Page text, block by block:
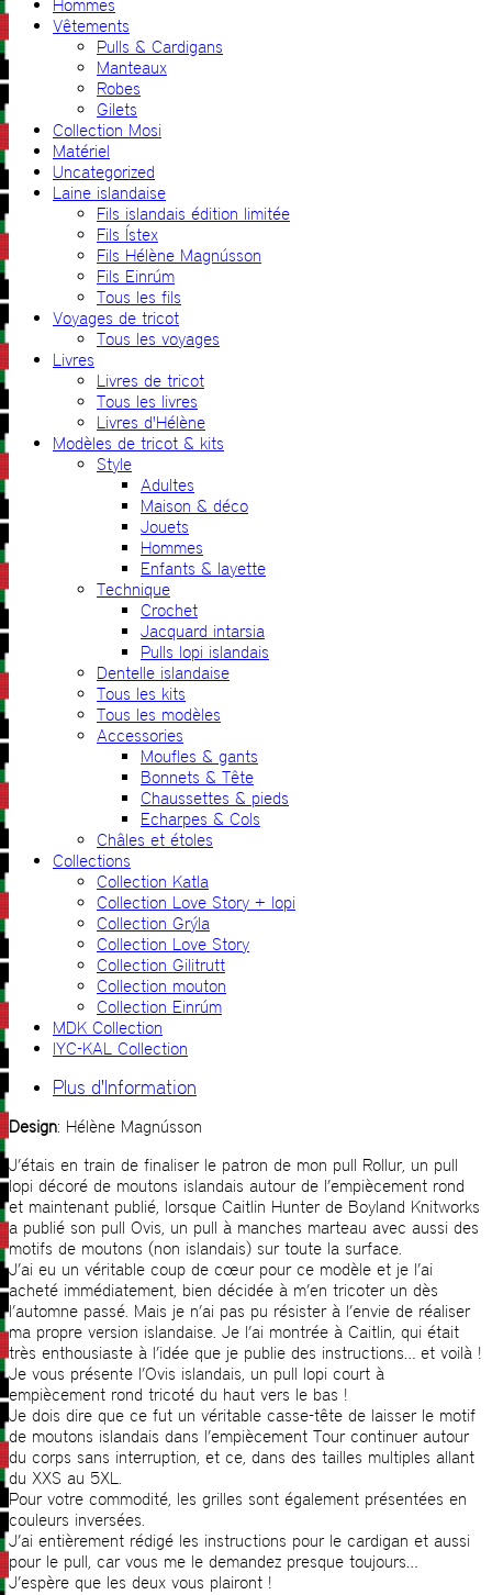
Hommes
Vêtements
Pulls & Cardigans
Manteaux
Robes
Gilets
Collection Mosi
Matériel
Uncategorized
Laine islandaise
Fils islandais édition limitée
Fils Ístex
Fils Hélène Magnússon
Fils Einrúm
Tous les fils
Voyages de tricot
Tous les voyages
Livres
Livres de tricot
Tous les livres
Livres d'Hélène
Modèles de tricot & kits
Style
Adultes
Maison & déco
Jouets
Hommes
Enfants & layette
Technique
Crochet
Jacquard intarsia
Pulls lopi islandais
Dentelle islandaise
Tous les kits
Tous les modèles
Accessories
Moufles & gants
Bonnets & Tête
Chaussettes & pieds
Echarpes & Cols
Châles et étoles
Collections
Collection Katla
Collection Love Story + lopi
Collection Grýla
Collection Love Story
Collection Gilitrutt
Collection mouton
Collection Einrúm
MDK Collection
IYC-KAL Collection
Plus d'Information
Design: Hélène Magnússon
J’étais en train de finaliser le patron de mon pull Rollur, un pull
lopi décoré de moutons islandais autour de l’empiècement rond
et maintenant publié, lorsque Caitlin Hunter de Boyland Knitworks
a publié son pull Ovis, un pull à manches marteau avec aussi des
motifs de moutons (non islandais) sur toute la surface.
J’ai eu un véritable coup de cœur pour ce modèle et je l’ai
acheté immédiatement, bien décidée à m’en tricoter un dès
l’automne passé. Mais je n’ai pas pu résister à l’envie de réaliser
ma propre version islandaise. Je l’ai montrée à Caitlin, qui était
très enthousiaste à l’idée que je publie des instructions… et voilà !
Je vous présente l’Ovis islandais, un pull lopi court à
empiècement rond tricoté du haut vers le bas !
Je dois dire que ce fut un véritable casse-tête de laisser le motif
de moutons islandais dans l’empiècement Tour continuer autour
du corps sans interruption, et ce, dans des tailles multiples allant
du XXS au 5XL.
Pour votre commodité, les grilles sont également présentées en
couleurs inversées.
J’ai entièrement rédigé les instructions pour le cardigan et aussi
pour le pull, car vous me le demandez presque toujours…
J’espère que les deux vous plairont !